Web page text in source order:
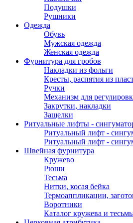
Подушки
Рушники
Одежда
Обувь
Мужская одежда
Женская одежда
Фурнитура для гробов
Накладки из фольги
Кресты, распятия из
Ручки
Механизм для
Закрутки, накладки
Защелки
Ритуальные лифты -
Ритуальный лифт -
Ритуальный лифт -
Швейная фурнитура
Кружево
Рюши
Тесьма
Нитки, косая бейка
Термоаппликации,
Воротники
Каталог кружева и